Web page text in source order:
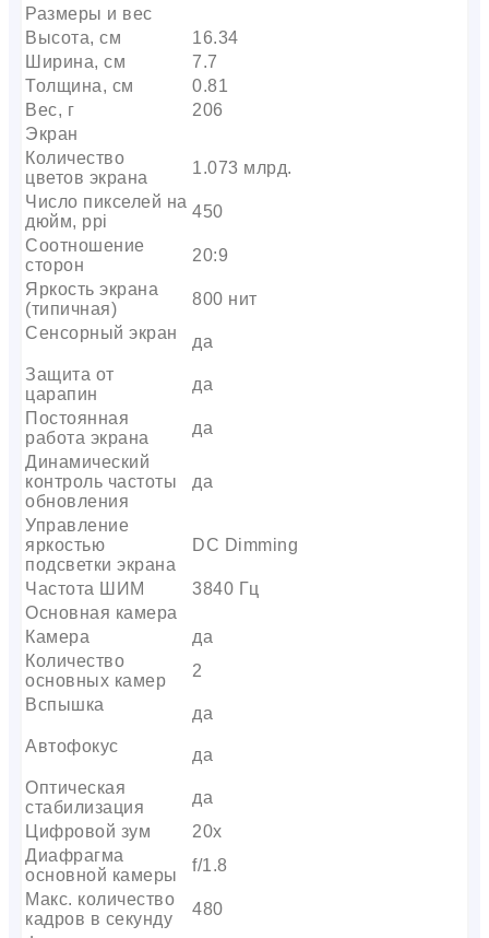
Размеры и вес
Высота, см
16.34
Ширина, см
7.7
Толщина, см
0.81
Вес, г
206
Экран
Количество
цветов экрана
1.073 млрд.
Число пикселей на
дюйм, ppi
450
Соотношение
сторон
20:9
Яркость экрана
(типичная)
800 нит
Сенсорный экран
да
Защита от
царапин
да
Постоянная
работа экрана
да
Динамический
контроль частоты
обновления
да
Управление
яркостью
подсветки экрана
DC Dimming
Частота ШИМ
3840 Гц
Основная камера
Камера
да
Количество
основных камер
2
Вспышка
да
Автофокус
да
Оптическая
стабилизация
да
Цифровой зум
20x
Диафрагма
основной камеры
f/1.8
Макс. количество
кадров в секунду
480